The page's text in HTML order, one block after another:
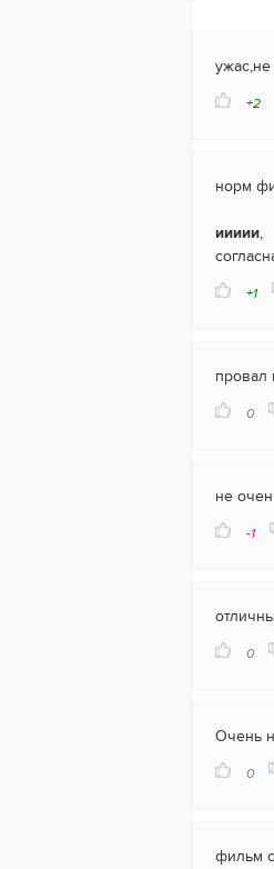
+2
норм
иииии,
+1
провал
0
не
-1
0
Очень
0
фильм